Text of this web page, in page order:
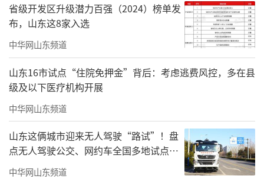
省级开发区升级潜力百强（2024）榜单发
布，山东这8家入选
中华网山东频道
山东16市试点“住院免押金”背后：考虑逃费风控，多在县
级及以下医疗机构开展
中华网山东频道
山东这俩城市迎来无人驾驶“路试”！盘
点无人驾驶公交、网约车全国多地试点之
路
中华网山东频道